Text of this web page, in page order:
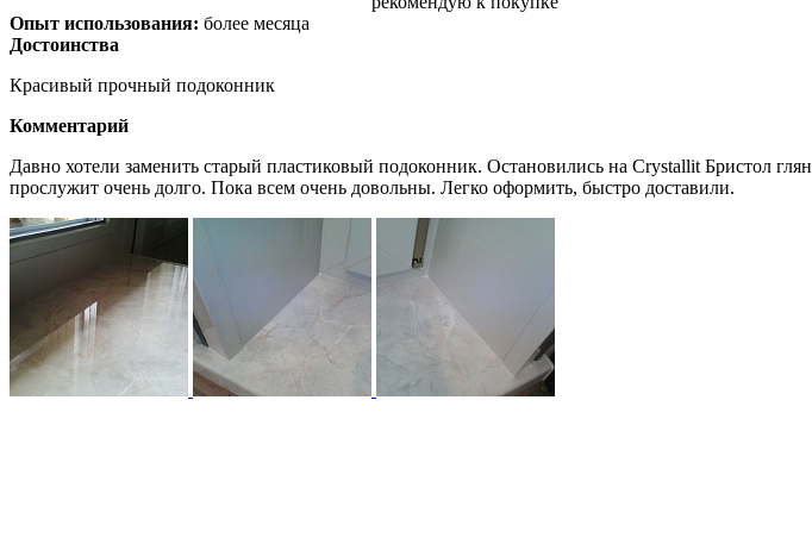
Опыт использования: более месяца
Достоинства
Красивый прочный подоконник
Комментарий
Давно хотели заменить старый пластиковый подоконник. Остановились на Crystallit Бристол
прослужит очень долго. Пока всем очень довольны. Легко оформить, быстро доставили.